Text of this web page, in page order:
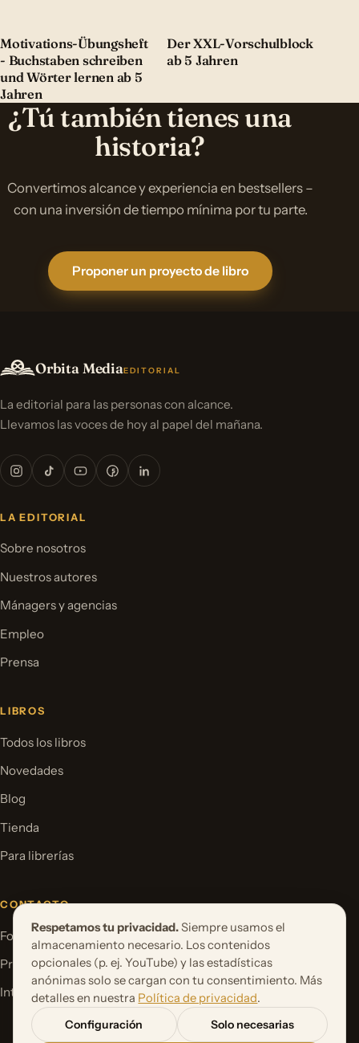
Motivations-Übungsheft
- Buchstaben schreiben
und Wörter lernen ab 5
Jahren
Der XXL-Vorschulblock
ab 5 Jahren
¿Tú también tienes una
historia?
Convertimos alcance y experiencia en bestsellers –
con una inversión de tiempo mínima por tu parte.
Proponer un proyecto de libro
Orbita MediaEDITORIAL
La editorial para las personas con alcance.
Llevamos las voces de hoy al papel del mañana.
LA EDITORIAL
Sobre nosotros
Nuestros autores
Mánagers y agencias
Empleo
Prensa
LIBROS
Todos los libros
Novedades
Blog
Tienda
Para librerías
CONTACTO
Formulario de contacto
Proponer un proyecto de libro
International Rights
Respetamos tu privacidad. Siempre usamos el
almacenamiento necesario. Los contenidos
opcionales (p. ej. YouTube) y las estadísticas
anónimas solo se cargan con tu consentimiento. Más
detalles en nuestra Política de privacidad.
Configuración
Solo necesarias